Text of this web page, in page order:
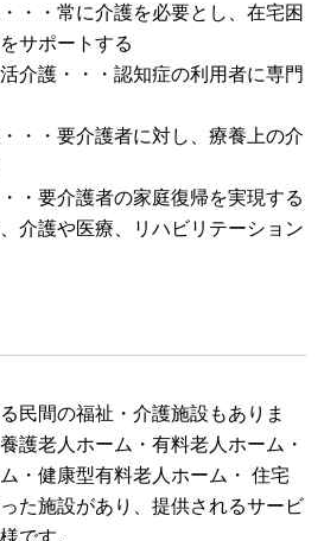
・・常に介護を必要とし、在宅困
サポートする
介護・・・認知症の利用者に専門
・・要介護者に対し、療養上の介
・要介護者の家庭復帰を実現する
介護や医療、リハビリテーション
民間の福祉・介護施設もありま
護老人ホーム・有料老人ホーム・
・健康型有料老人ホーム・ 住宅
た施設があり、提供されるサービ
です。